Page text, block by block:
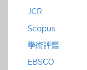
JCR
Scopus
學術評鑑
EBSCO